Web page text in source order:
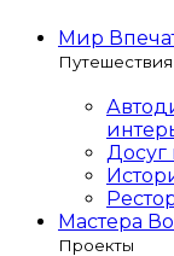
Мир
Путешествия
Досуг
Мастера
Проекты